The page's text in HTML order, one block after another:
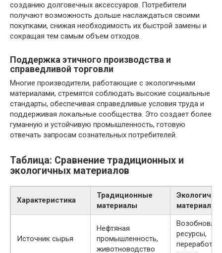
созданию долговечных аксессуаров. Потребители
получают возможность дольше наслаждаться своими
покупками, снижая необходимость их быстрой замены и
сокращая тем самым объем отходов.
Поддержка этичного производства и
справедливой торговли
Многие производители, работающие с экологичными
материалами, стремятся соблюдать высокие социальные
стандарты, обеспечивая справедливые условия труда и
поддерживая локальные сообщества. Это создает более
гуманную и устойчивую промышленность, готовую
отвечать запросам сознательных потребителей.
Таблица: Сравнение традиционных и
экологичных материалов
Характеристика
Традиционные
материалы
материалы
Источник сырья
Нефтяная
промышленность,
животноводство
ресурсы,